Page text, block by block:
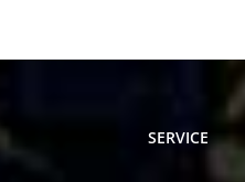
SERVICE